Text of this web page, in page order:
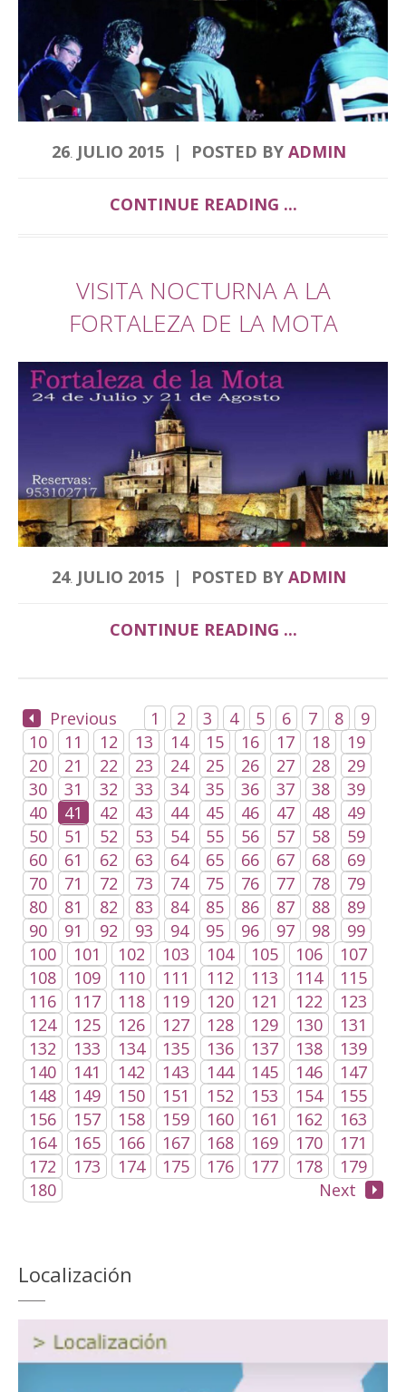
26. JULIO 2015 POSTED BY ADMIN
CONTINUE READING ...
VISITA NOCTURNA A LA
FORTALEZA DE LA MOTA
24. JULIO 2015 POSTED BY ADMIN
CONTINUE READING ...
Previous 1 2 3 4 5 6 7 8
9
10
11 12 13 14 15 16 17 18
19
20
21 22 23 24 25 26 27 28
29
30
31 32 33 34 35 36 37 38
39
40
41 42 43 44 45 46 47 48
49
50
51 52 53 54 55 56 57 58
59
60
61 62 63 64 65 66 67 68
69
70
71 72 73 74 75 76 77 78
79
80
81 82 83 84 85 86 87 88
89
90
91 92 93 94 95 96 97 98
99
100
101 102 103 104 105 106
107
108
109 110 111 112 113 114
115
116
117 118 119 120 121 122
123
124
125 126 127 128 129 130
131
132
133 134 135 136 137 138
139
140
141 142 143 144 145 146
147
148
149 150 151 152 153 154
155
156
157 158 159 160 161 162
163
164
165 166 167 168 169 170
171
172
173 174 175 176 177 178
179
180
Next
Localización
Reproductor
de